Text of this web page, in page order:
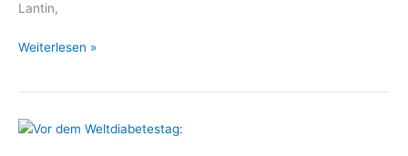
Lantin,
Weltdiabetestag:
Fußsyndrom
Weiterlesen »